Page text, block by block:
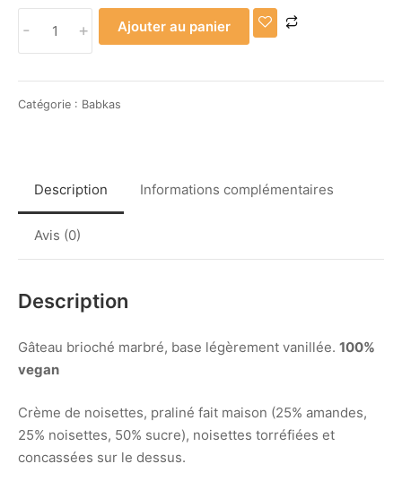
Babka
praliné
- + Ajouter au panier
Catégorie : Babkas
Description Informations complémentaires
Avis (0)
Description
Gâteau brioché marbré, base légèrement vanillée. 100%
vegan
Crème de noisettes, praliné fait maison (25% amandes,
25% noisettes, 50% sucre), noisettes torréfiées et
concassées sur le dessus.